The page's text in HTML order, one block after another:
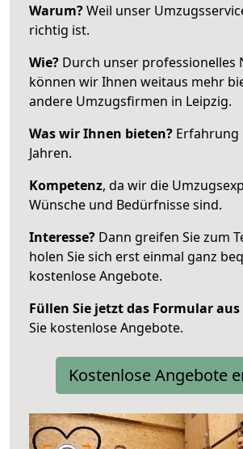
Warum?Weil unser
richtig ist.
Wie? Durch unser professionelles
können wir Ihnen weitaus mehr
andere Umzugsfirmen in Leipzig.
Was wir Ihnen bieten? Erfahrung
Jahren.
Kompetenz, da wir die
Wünsche und Bedürfnisse sind.
Interesse? Dann greifen Sie zum
holen Sie sich erst einmal ganz
kostenlose Angebote.
Füllen Sie jetzt das Formular aus
Sie kostenlose Angebote.
Kostenlose Angebote